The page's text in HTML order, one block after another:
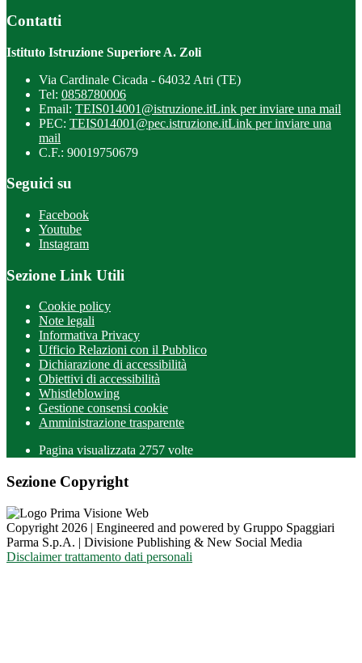
Contatti
Istituto Istruzione Superiore A. Zoli
Via Cardinale Cicada - 64032 Atri (TE)
Tel: 0858780006
Email: TEIS014001@istruzione.itLink per inviare una mail
PEC: TEIS014001@pec.istruzione.itLink per inviare una
mail
C.F.: 90019750679
Seguici su
Facebook
Youtube
Instagram
Sezione Link Utili
Cookie policy
Note legali
Informativa Privacy
Ufficio Relazioni con il Pubblico
Dichiarazione di accessibilità
Obiettivi di accessibilità
Whistleblowing
Gestione consensi cookie
Amministrazione trasparente
Pagina visualizzata 2757 volte
Sezione Copyright
Copyright 2026 | Engineered and powered by Gruppo Spaggiari
Parma S.p.A. | Divisione Publishing & New Social Media
Disclaimer trattamento dati personali